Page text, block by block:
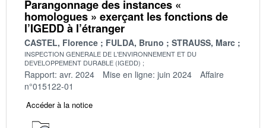
Parangonnage des instances «
homologues » exerçant les fonctions de
l’IGEDD à l’étranger
CASTEL, Florence FULDA, Bruno STRAUSS, Marc
INSPECTION GENERALE DE L'ENVIRONNEMENT ET DU
DEVELOPPEMENT DURABLE (IGEDD)
Rapport: avr. 2024 Mise en ligne: juin 2024
Affaire
n°015122-01
Accéder à la notice